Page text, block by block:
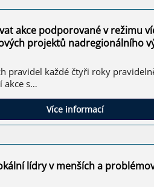
akce podporované v režimu
projektů nadregionálního
pravidel každé čtyři roky
akce s…
Více informací
lídry v menších a